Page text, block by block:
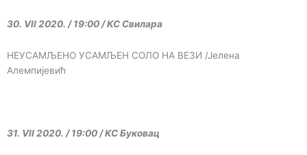
30. VII 2020. / 19:00 / КС Свилара
НЕУСАМЉЕНО УСАМЉЕН СОЛО НА ВЕЗИ /Јелена
Алемпијевић
31. VII 2020. / 19:00 / КС Буковац